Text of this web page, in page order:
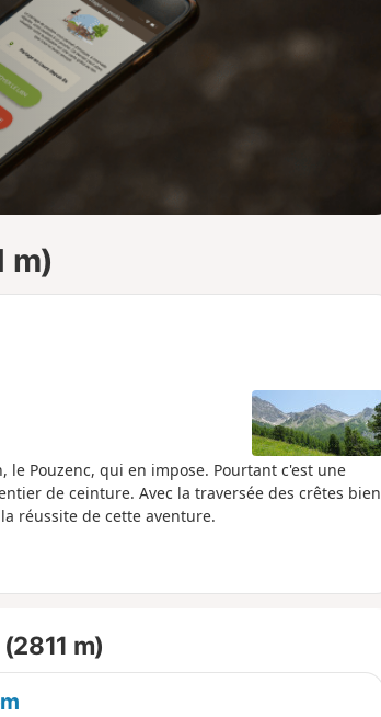
m)
Pouzenc, qui en impose. Pourtant c'est une
de ceinture. Avec la traversée des crêtes bien
réussite de cette aventure.
m)